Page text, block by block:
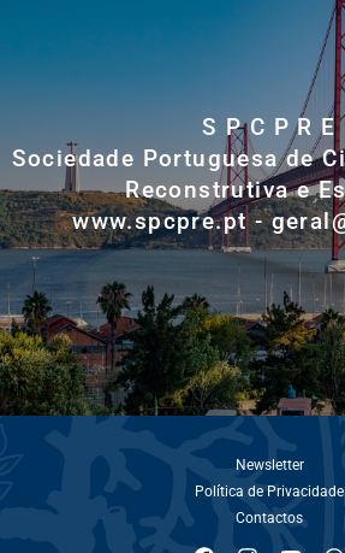
S P C P R E
Sociedade Portuguesa de
Reconstrutiva e
www.spcpre.pt -
Newsletter
Política de Privacidade
Contactos